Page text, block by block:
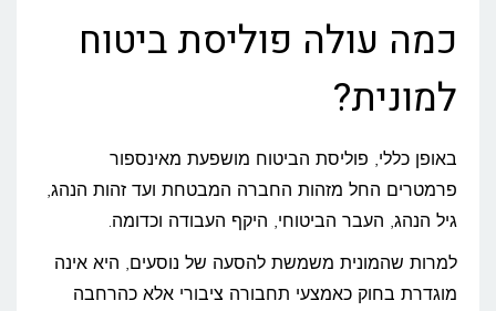
כמה עולה פוליסת ביטוח
למונית?
באופן כללי, פוליסת הביטוח מושפעת מאינספור
פרמטרים החל מזהות החברה המבטחת ועד זהות הנהג,
גיל הנהג, העבר הביטוחי, היקף העבודה וכדומה.
למרות שהמונית משמשת להסעה של נוסעים, היא אינה
מוגדרת בחוק כאמצעי תחבורה ציבורי אלא כהרחבה